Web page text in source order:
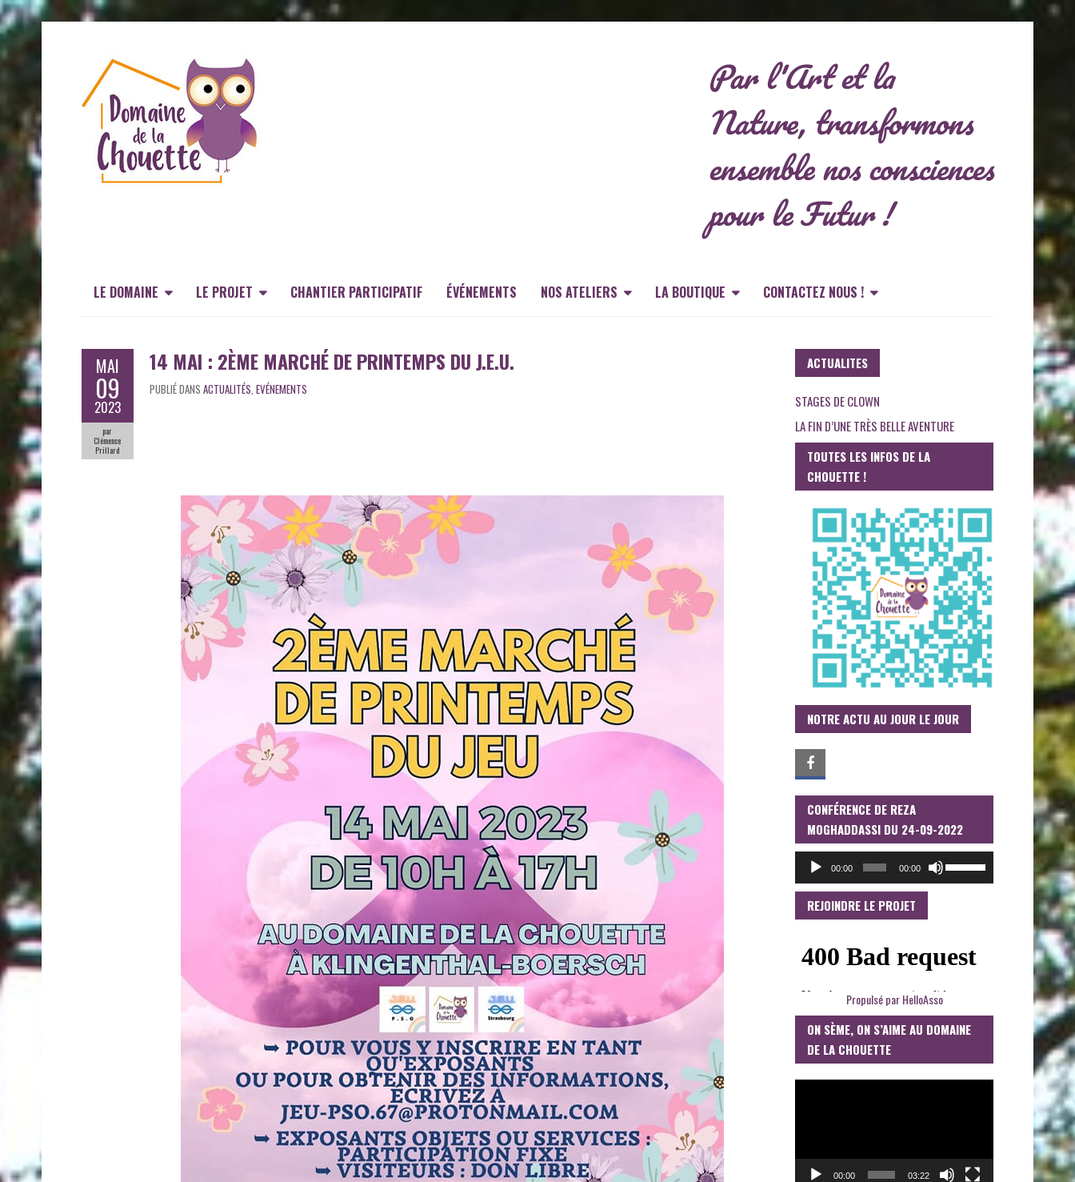
Par l'Art et la
Nature, transformons
ensemble nos consciences
pour le Futur !
LE DOMAINE LE PROJET CHANTIER PARTICIPATIF ÉVÉNEMENTS NOS ATELIERS LA BOUTIQUE CONTACTEZ NOUS !
MAI
09
2023
par
Clémence
Prillard
14 MAI : 2ÈME MARCHÉ DE PRINTEMPS DU J.E.U.
PUBLIÉ DANS ACTUALITÉS EVÉNEMENTS
ACTUALITES
STAGES DE CLOWN
LA FIN D’UNE TRÈS BELLE AVENTURE
TOUTES LES INFOS DE LA
CHOUETTE !
NOTRE ACTU AU JOUR LE JOUR
CONFÉRENCE DE REZA
MOGHADDASSI DU 24-09-2022
LECTEUR
00:00 00:00
LES
FLÈCHES
DIMINUER
REJOINDRE LE PROJET
Propulsé parHelloAsso
ON SÈME, ON S’AIME AU DOMAINE
DE LA CHOUETTE
00:00 03:22